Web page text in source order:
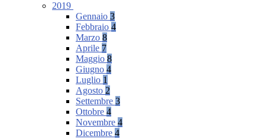
2019
Gennaio 3
Febbraio 4
Marzo 8
Aprile 7
Maggio 8
Giugno 4
Luglio 1
Agosto 2
Settembre 3
Ottobre 4
Novembre 4
Dicembre 4